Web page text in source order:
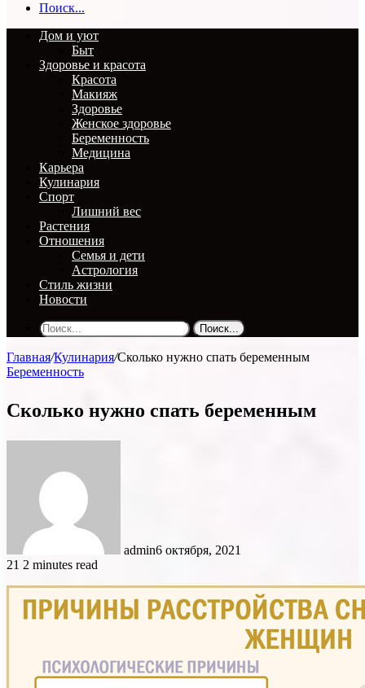
Поиск...
Дом и уют
Быт
Здоровье и красота
Красота
Макияж
Здоровье
Женское здоровье
Беременность
Медицина
Карьера
Кулинария
Спорт
Лишний вес
Растения
Отношения
Семья и дети
Астрология
Стиль жизни
Новости
Поиск...
Главная/Кулинария/Сколько нужно спать беременным
Беременность
Сколько нужно спать беременным
admin6 октября, 2021
21 2 minutes read